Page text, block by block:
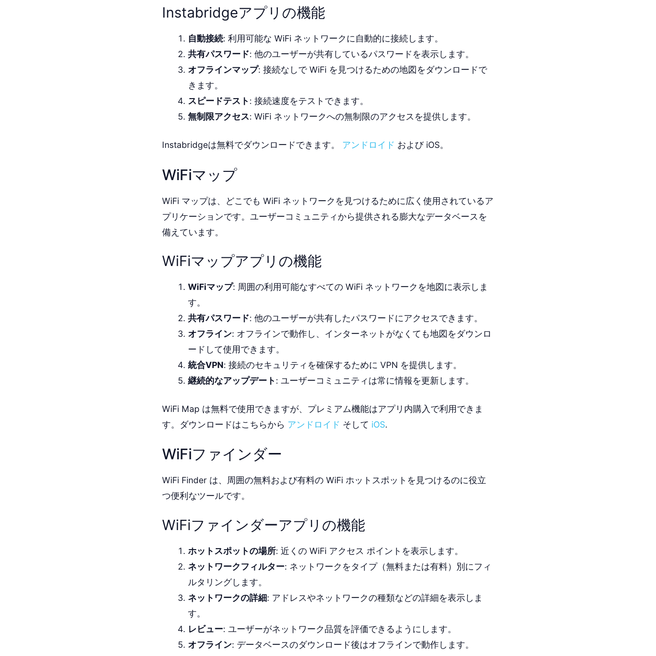
Instabridgeアプリの機能
自動接続: 利用可能な WiFi ネットワークに自動的に接続します。
共有パスワード: 他のユーザーが共有しているパスワードを表示します。
オフラインマップ: 接続なしで WiFi を見つけるための地図をダウンロードで
きます。
スピードテスト: 接続速度をテストできます。
無制限アクセス: WiFi ネットワークへの無制限のアクセスを提供します。
Instabridgeは無料でダウンロードできます。 アンドロイド および iOS。
WiFiマップ
WiFi マップは、どこでも WiFi ネットワークを見つけるために広く使用されているア
プリケーションです。ユーザーコミュニティから提供される膨大なデータベースを
備えています。
WiFiマップアプリの機能
WiFiマップ: 周囲の利用可能なすべての WiFi ネットワークを地図に表示しま
す。
共有パスワード: 他のユーザーが共有したパスワードにアクセスできます。
オフライン: オフラインで動作し、インターネットがなくても地図をダウンロ
ードして使用できます。
統合VPN: 接続のセキュリティを確保するために VPN を提供します。
継続的なアップデート: ユーザーコミュニティは常に情報を更新します。
WiFi Map は無料で使用できますが、プレミアム機能はアプリ内購入で利用できま
す。ダウンロードはこちらから アンドロイド そして iOS.
WiFiファインダー
WiFi Finder は、周囲の無料および有料の WiFi ホットスポットを見つけるのに役立
つ便利なツールです。
WiFiファインダーアプリの機能
ホットスポットの場所: 近くの WiFi アクセス ポイントを表示します。
ネットワークフィルター: ネットワークをタイプ（無料または有料）別にフィ
ルタリングします。
ネットワークの詳細: アドレスやネットワークの種類などの詳細を表示しま
す。
レビュー: ユーザーがネットワーク品質を評価できるようにします。
オフライン: データベースのダウンロード後はオフラインで動作します。